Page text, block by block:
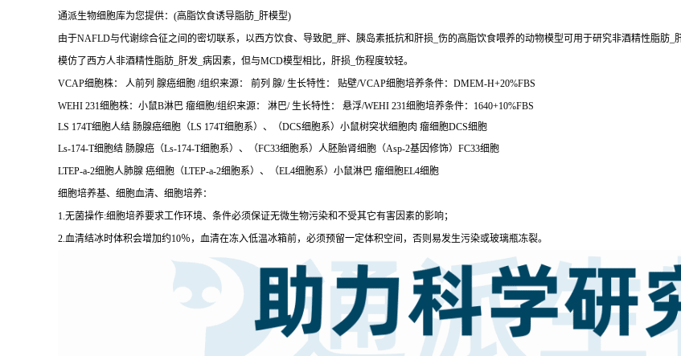
通派生物细胞库为您提供：(高脂饮食诱导脂肪_肝模型)
由于NAFLD与代谢综合征之间的密切联系，以西方饮食、导致肥_胖、胰岛素抵抗和肝损_伤的高脂饮食喂养的动物模型可用于研究非酒精性脂肪
模仿了西方人非酒精性脂肪_肝发_病因素，但与MCD模型相比，肝损_伤程度较轻。
VCAP细胞株： 人前列 腺癌细胞 /组织来源： 前列 腺/ 生长特性： 贴壁/VCAP细胞培养条件：DMEM-H+20%FBS
WEHI 231细胞株：小鼠B淋巴 瘤细胞/组织来源： 淋巴/ 生长特性： 悬浮/WEHI 231细胞培养条件：1640+10%FBS
LS 174T细胞人结 肠腺癌细胞（LS 174T细胞系）、（DCS细胞系）小鼠树突状细胞肉 瘤细胞DCS细胞
Ls-174-T细胞结 肠腺癌（Ls-174-T细胞系）、（FC33细胞系）人胚胎肾细胞（Asp-2基因修饰）FC33细胞
LTEP-a-2细胞人肺腺 癌细胞（LTEP-a-2细胞系）、（EL4细胞系）小鼠淋巴 瘤细胞EL4细胞
细胞培养基、细胞血清、细胞培养：
1.无菌操作:细胞培养要求工作环境、条件必须保证无微生物污染和不受其它有害因素的影响；
2.血清结冰时体积会增加约10％，血清在冻入低温冰箱前，必须预留一定体积空间，否则易发生污染或玻璃瓶冻裂。